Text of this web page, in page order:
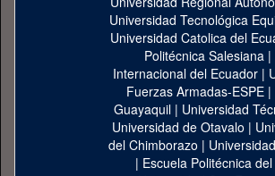
Universidad Tecnológica
Universidad Catolica del
Politécnica Salesiana |
Internacional del Ecuador |
Fuerzas Armadas-ESPE |
Guayaquil| Universidad
Universidad de Otavalo |
del Chimborazo |
| Escuela Politécnica